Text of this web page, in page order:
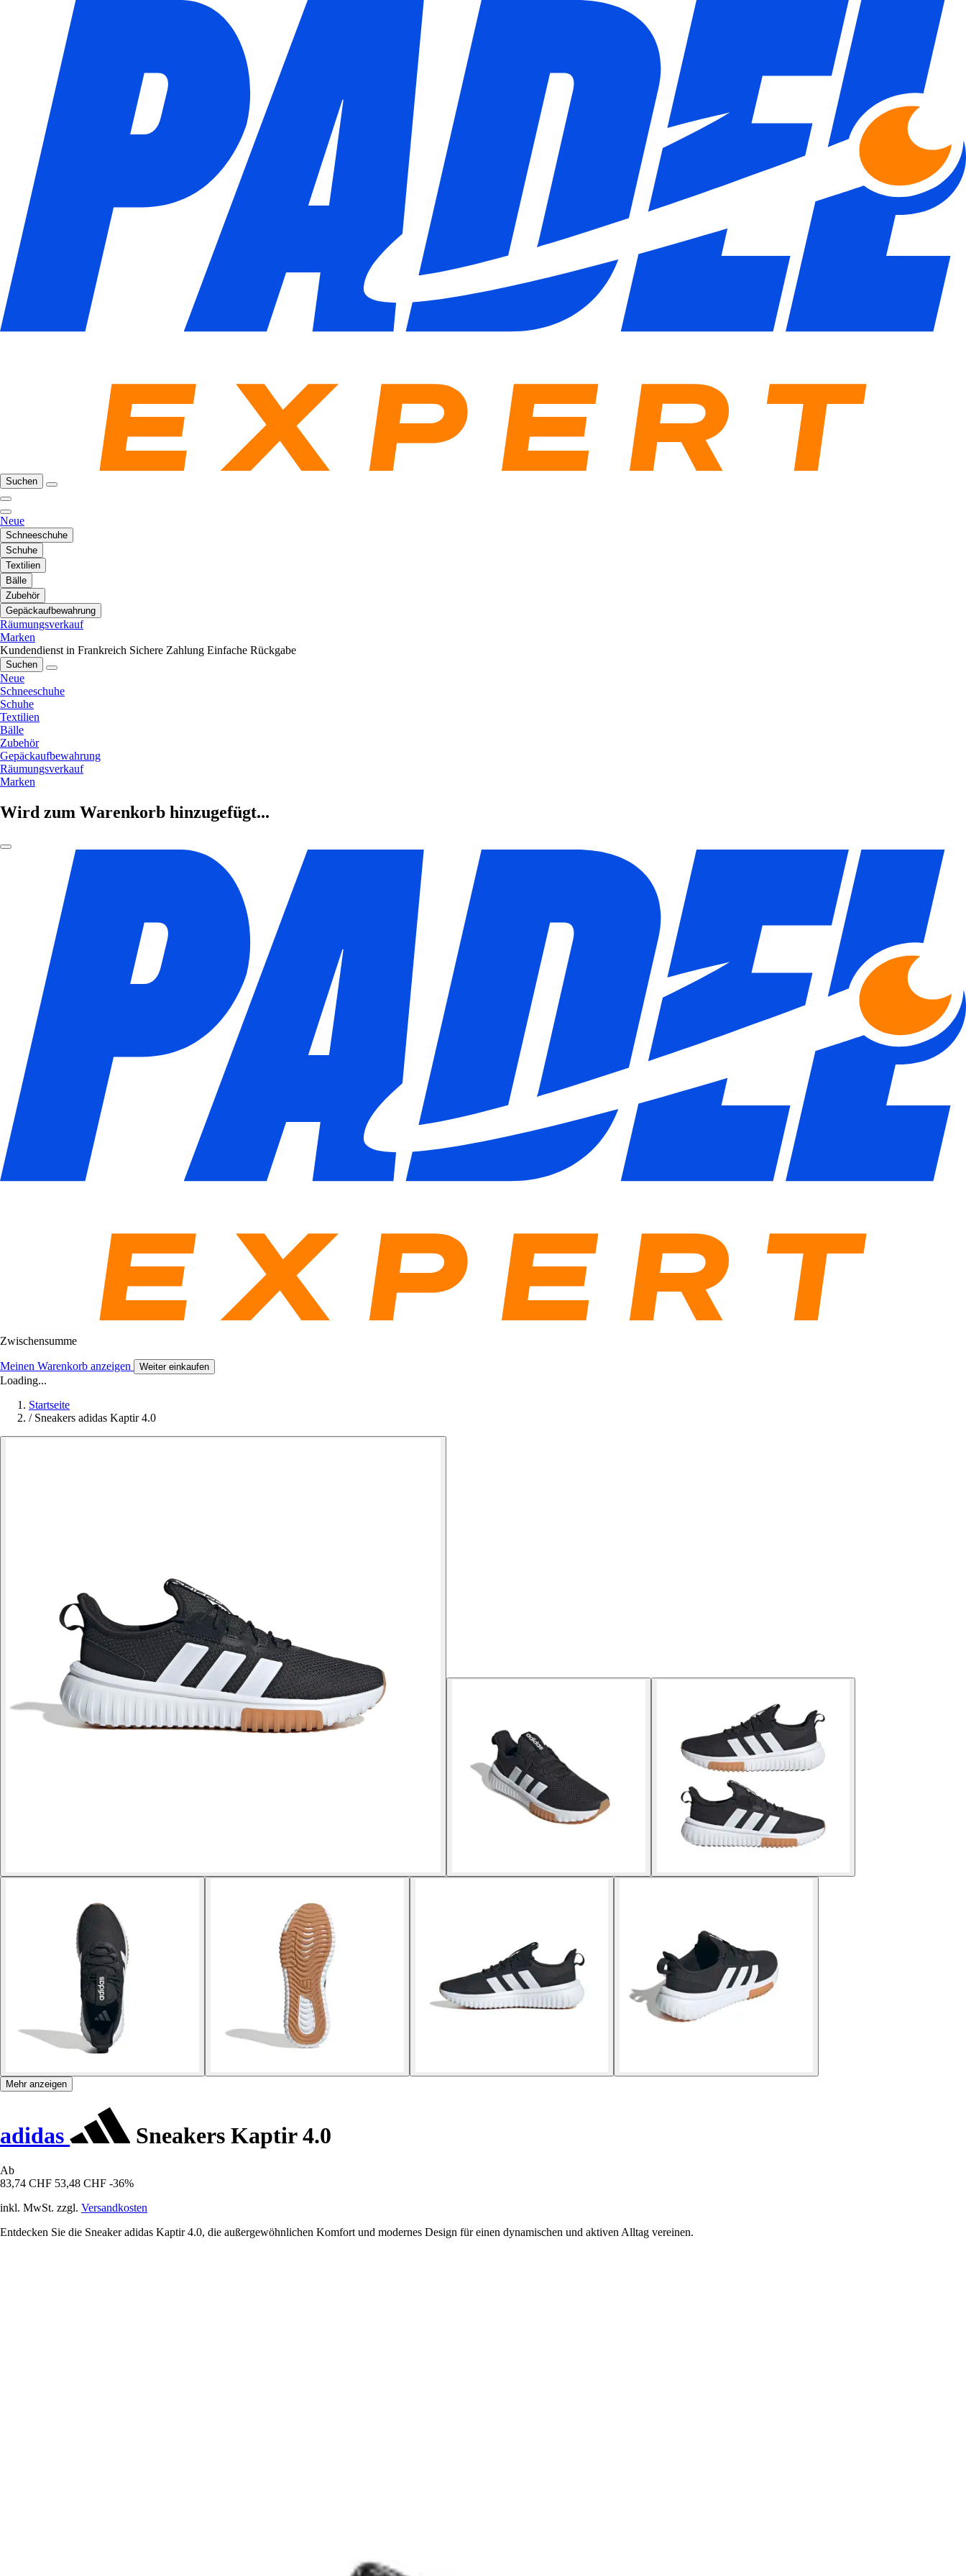
Suchen
Neue
Schneeschuhe
Schuhe
Textilien
Bälle
Zubehör
Gepäckaufbewahrung
Räumungsverkauf
Marken
Kundendienst in Frankreich Sichere Zahlung Einfache Rückgabe
Suchen
Neue
Schneeschuhe
Schuhe
Textilien
Bälle
Zubehör
Gepäckaufbewahrung
Räumungsverkauf
Marken
Wird zum Warenkorb hinzugefügt...
Zwischensumme
Meinen Warenkorb anzeigen Weiter einkaufen
Loading...
Startseite
/ Sneakers adidas Kaptir 4.0
Mehr anzeigen
adidas Sneakers Kaptir 4.0
Ab
83,74 CHF 53,48 CHF -36%
inkl. MwSt. zzgl. Versandkosten
Entdecken Sie die Sneaker adidas Kaptir 4.0, die außergewöhnlichen Komfort und modernes Design für einen dynamischen und aktiven Alltag vereinen.